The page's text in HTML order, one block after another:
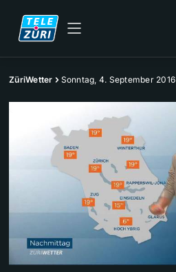
ZüriWetter Sonntag, 4. September 2016